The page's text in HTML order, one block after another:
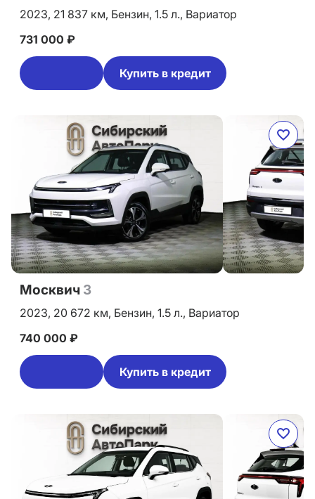
2023, 21 837 км, Бензин, 1.5 л., Вариатор
731 000 ₽
Купить в кредит
Москвич 3
2023, 20 672 км, Бензин, 1.5 л., Вариатор
740 000 ₽
Купить в кредит